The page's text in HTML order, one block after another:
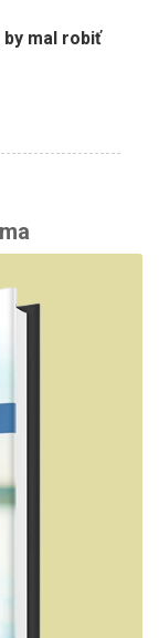
by mal robiť